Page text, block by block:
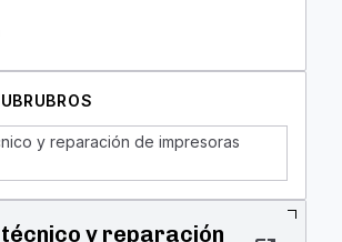
y reparación de impresoras
y reparación